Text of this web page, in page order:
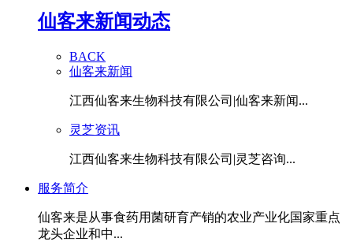
仙客来新闻动态
BACK
仙客来新闻
江西仙客来生物科技有限公司|仙客来新闻...
灵芝资讯
江西仙客来生物科技有限公司|灵芝咨询...
服务简介
仙客来是从事食药用菌研育产销的农业产业化国家重点
龙头企业和中...